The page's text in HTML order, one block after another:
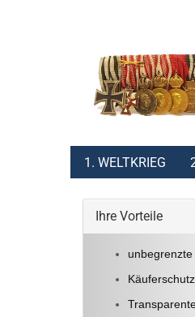
1. WELTKRIEG
Ihre Vorteile
Käuferschutz